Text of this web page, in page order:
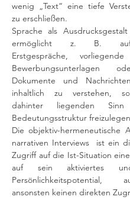
wenig „Text“ eine tiefe
zu erschließen.
Sprache als
ermöglicht z. B.
Erstgespräche,
Bewerbungsunterlagen
Dokumente und
inhaltlich zu verstehen,
dahinter liegenden
Bedeutungsstruktur
Die objektiv-hermeneutische
narrativen Interviews  ist ein
Zugriff auf die Ist-Situation
auf sein aktiviertes
Persönlichkeitspotential,
ansonsten keinen direkten